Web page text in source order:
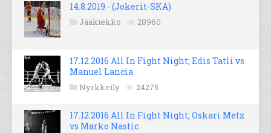
14.8.2019 - (Jokerit-SKA)
Jääkiekko 28960
17.12.2016 All In Fight Night; Edis Tatli vs
Manuel Lancia
Nyrkkeily 24275
17.12.2016 All In Fight Night; Oskari Metz
vs Marko Nastic